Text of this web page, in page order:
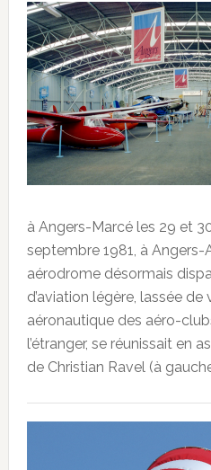
à Angers-Marcé les 29 et
septembre 1981, à Angers-
aérodrome désormais
d’aviation légère, lassée
aéronautique des aéro-
l’étranger, se réunissait en
de Christian Ravel (à